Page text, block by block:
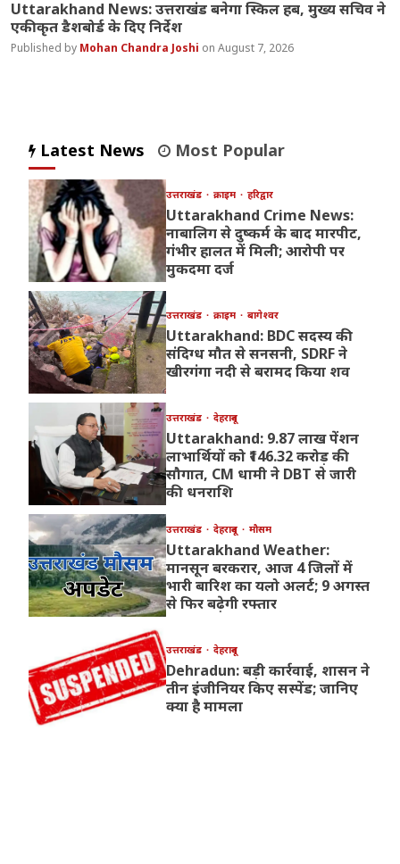
Uttarakhand News: उत्तराखंड बनेगा स्किल हब, मुख्य सचिव ने
एकीकृत डैशबोर्ड के दिए निर्देश
Mohan Chandra Joshi August 7, 2026
Latest News Most Popular
उत्तराखंड क्राइम हरिद्वार
Uttarakhand Crime News:
नाबालिग से दुष्कर्म के बाद मारपीट,
गंभीर हालत में मिली; आरोपी पर
मुकदमा दर्ज
उत्तराखंड क्राइम बागेश्वर
Uttarakhand: BDC सदस्य की
संदिग्ध मौत से सनसनी, SDRF ने
खीरगंगा नदी से बरामद किया शव
उत्तराखंड देहरादून
Uttarakhand: 9.87 लाख पेंशन
लाभार्थियों को ₹146.32 करोड़ की
सौगात, CM धामी ने DBT से जारी
की धनराशि
उत्तराखंड देहरादून मौसम
Uttarakhand Weather:
मानसून बरकरार, आज 4 जिलों में
भारी बारिश का यलो अलर्ट; 9 अगस्त
से फिर बढ़ेगी रफ्तार
उत्तराखंड देहरादून
Dehradun: बड़ी कार्रवाई, शासन ने
तीन इंजीनियर किए सस्पेंड; जानिए
क्या है मामला